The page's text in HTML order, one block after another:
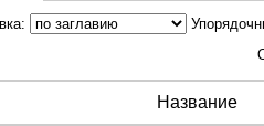
Название